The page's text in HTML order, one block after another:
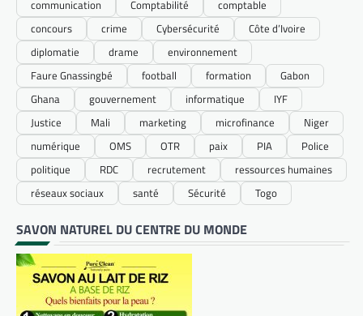
communication
Comptabilité
comptable
concours
crime Cybersécurité
Côte d’Ivoire
diplomatie
drame
environnement
Faure Gnassingbé
football formation
Gabon
Ghana
gouvernement informatique
IYF
Justice
Mali marketing microfinance
Niger
numérique
OMS OTR paix PIA
Police
politique
RDC recrutement
ressources humaines
réseaux sociaux
santé Sécurité Togo
SAVON NATUREL DU CENTRE DU MONDE